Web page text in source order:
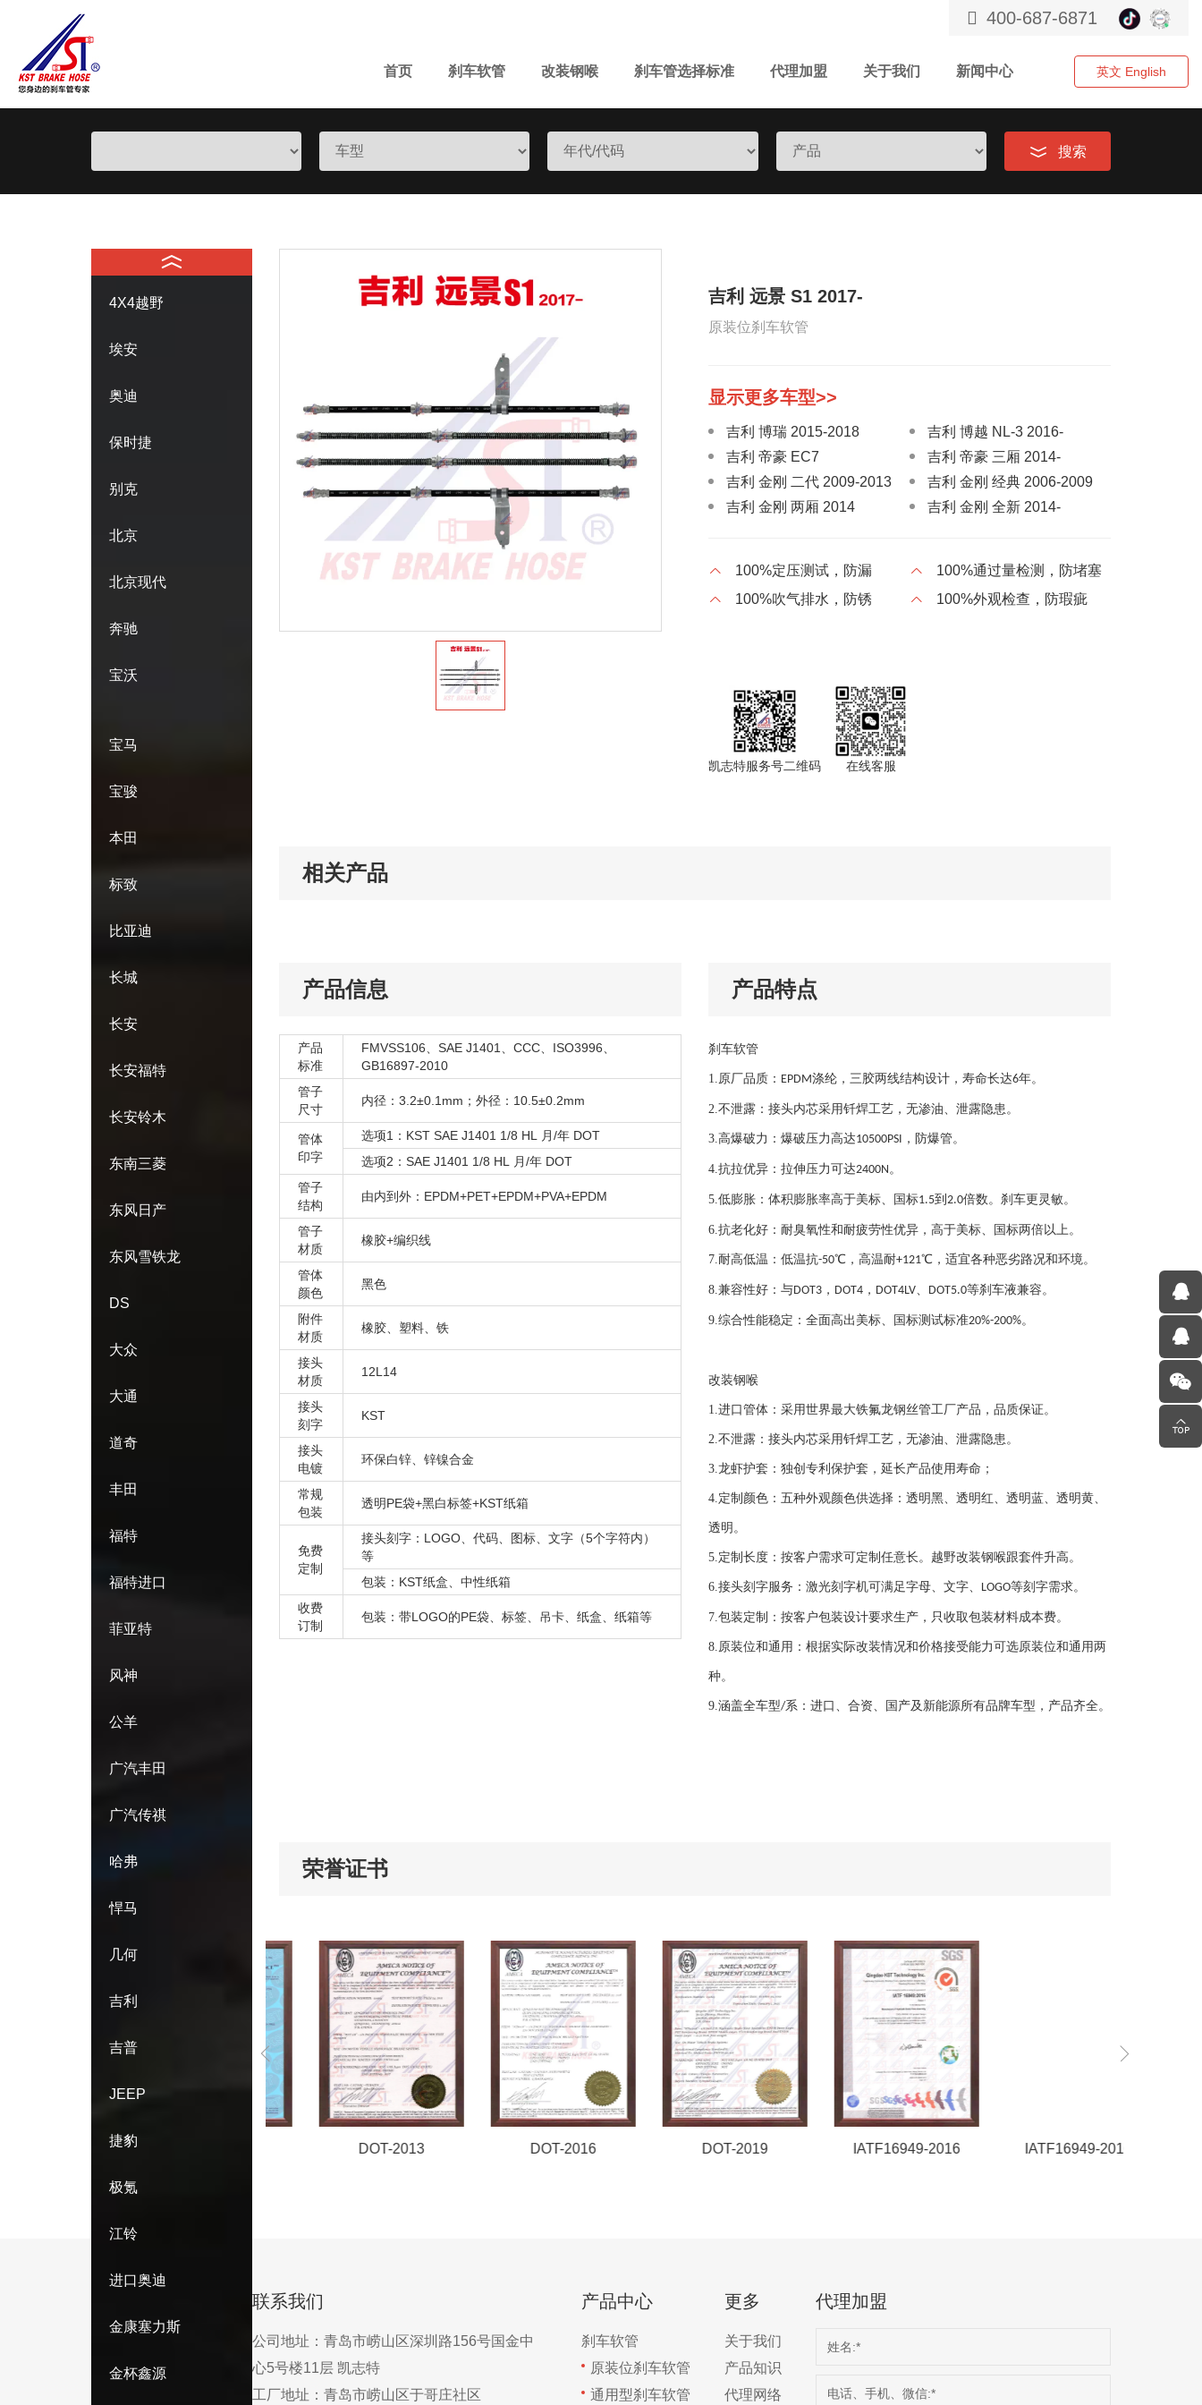
400-687-6871
首页 刹车软管 改装钢喉 刹车管选择标准 代理加盟 关于我们 新闻中心 英文 English
搜索
4X4越野
埃安
奥迪
保时捷
别克
北京
北京现代
奔驰
宝沃
宝马
宝骏
本田
标致
比亚迪
长城
长安
长安福特
长安铃木
东南三菱
东风日产
东风雪铁龙
DS
大众
大通
道奇
丰田
福特
福特进口
菲亚特
风神
公羊
广汽丰田
广汽传祺
哈弗
悍马
几何
吉利
吉普
JEEP
捷豹
极氪
江铃
进口奥迪
金康塞力斯
金杯鑫源
吉利 远景 S1 2017-
原装位刹车软管
吉利 博瑞 2015-2018
吉利 博越 NL-3 2016-
吉利 帝豪 EC7
吉利 帝豪 三厢 2014-
吉利 金刚 二代 2009-2013
吉利 金刚 经典 2006-2009
吉利 金刚 两厢 2014
吉利 金刚 全新 2014-
吉利 远景 S1 2017-
吉利 远景 X3 2017-
吉利 自由舰 2005-2015
吉利 GX6
吉利 帝豪三厢 经典版 2010-
2014
100%定压测试，防漏
100%通过量检测，防堵塞
100%吹气排水，防锈
100%外观检查，防瑕疵
凯志特服务号二维码 在线客服
相关产品
产品信息
产品
标准
FMVSS106、SAE J1401、CCC、ISO3996、
GB16897-2010
管子
尺寸
内径：3.2±0.1mm；外径：10.5±0.2mm
管体
印字
选项1：KST SAE J1401 1/8 HL 月/年 DOT
选项2：SAE J1401 1/8 HL 月/年 DOT
管子
结构
由内到外：EPDM+PET+EPDM+PVA+EPDM
管子
材质
橡胶+编织线
管体
颜色
黑色
附件
材质
橡胶、塑料、铁
接头
材质
12L14
接头
刻字
KST
接头
电镀
环保白锌、锌镍合金
常规
包装
透明PE袋+黑白标签+KST纸箱
免费
定制
接头刻字：LOGO、代码、图标、文字（5个字符内）
等
包装：KST纸盒、中性纸箱
收费
订制
包装：带LOGO的PE袋、标签、吊卡、纸盒、纸箱等
产品特点
刹车软管
1.原厂品质： EPDM涤纶，三胶两线结构设计，寿命长达6年。
2.不泄露：接头内芯采用钎焊工艺， 无渗油、泄露隐患。
3.高爆破力：爆破压力高达10500PSI ，防爆管。
4.抗拉优异：拉伸压力可达2400N。
5.低膨胀：体积膨胀率高于美标、国标1.5到 2.0倍数。刹车更灵敏。
6.抗老化好：耐臭氧性和耐疲劳性优异，高于美标、国标两倍以上。
7.耐高低温：低温抗-50℃，高温耐+121℃，适宜各种恶劣路况和环境。
8.兼容性好：与DOT3 ， DOT4 ， DOT4LV、 DOT5.0等刹车液兼容。
9.综合性能稳定：全面高出美标、国标测试标准20%-200%。
改装钢喉
1.进口管体：采用世界最大铁氟龙钢丝管工厂产品，品质保证。
2.不泄露：接头内芯采用钎焊工艺，无渗油、泄露隐患。
3.龙虾护套：独创专利保护套，延长产品使用寿命；
4.定制颜色：五种外观颜色供选择：透明黑、透明红、透明蓝、透明黄、
透明。
5.定制长度：按客户需求可定制任意长。越野改装钢喉跟套件升高。
6.接头刻字服务：激光刻字机可满足字母、文字、 LOGO等刻字需求。
7.包装定制：按客户包装设计要求生产，只收取包装材料成本费。
8.原装位和通用：根据实际改装情况和价格接受能力可选原装位和通用两
种。
9.涵盖全车型/系：进口、合资、国产及新能源所有品牌车型，产品齐全。
荣誉证书
DOT-2013 DOT-2016 DOT-2019 IATF16949-2016 IATF16949-2016
联系我们
公司地址： 青岛市崂山区深圳路156号国金中
心5号楼11层 凯志特
工厂地址： 青岛市崂山区于哥庄社区
产品中心
刹车软管
原装位刹车软管
通用型刹车软管
更多
关于我们
产品知识
代理网络
代理加盟